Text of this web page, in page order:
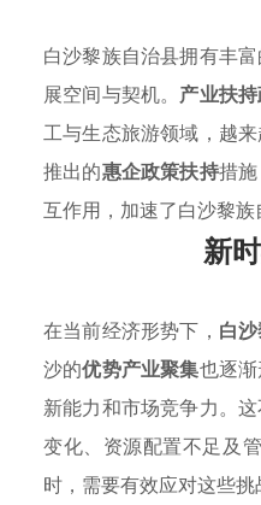
白沙黎族自治县拥有丰富
展空间与契机。 产业扶
工与生态旅游领域，越
推出的惠企政策扶持措
互作用，加速了白沙黎
新
在当前经济形势下， 白
沙的优势产业聚集也逐
新能力和市场竞争力。
变化、资源配置不足及
时，需要有效应对这些挑